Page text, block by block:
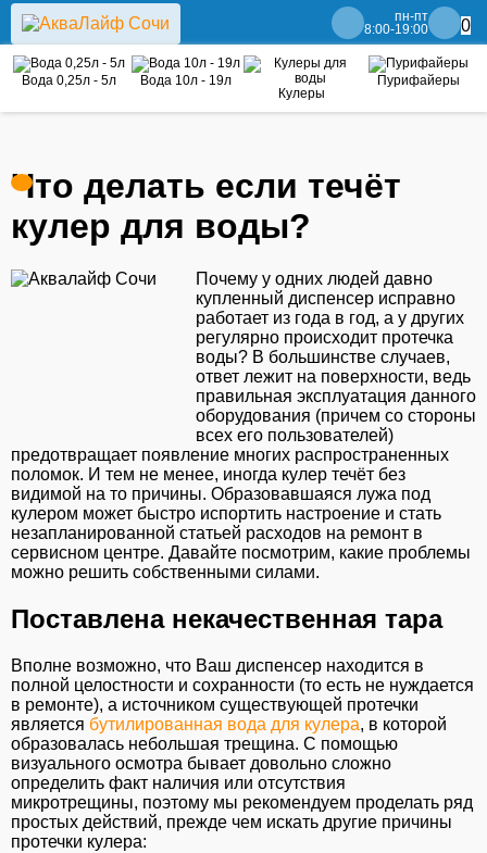
пн-пт
8:00-19:00
0
Вода 0,25л - 5л
Вода 10л - 19л
Кулеры
Пурифайеры
Что делать если течёт
кулер для воды?
Почему у одних людей давно
купленный диспенсер исправно
работает из года в год, а у других
регулярно происходит протечка
воды? В большинстве случаев,
ответ лежит на поверхности, ведь
правильная эксплуатация данного
оборудования (причем со стороны
всех его пользователей)
предотвращает появление многих распространенных
поломок. И тем не менее, иногда кулер течёт без
видимой на то причины. Образовавшаяся лужа под
кулером может быстро испортить настроение и стать
незапланированной статьей расходов на ремонт в
сервисном центре. Давайте посмотрим, какие проблемы
можно решить собственными силами.
Поставлена некачественная тара
Вполне возможно, что Ваш диспенсер находится в
полной целостности и сохранности (то есть не нуждается
в ремонте), а источником существующей протечки
является бутилированная вода для кулера, в которой
образовалась небольшая трещина. С помощью
визуального осмотра бывает довольно сложно
определить факт наличия или отсутствия
микротрещины, поэтому мы рекомендуем проделать ряд
простых действий, прежде чем искать другие причины
протечки кулера: